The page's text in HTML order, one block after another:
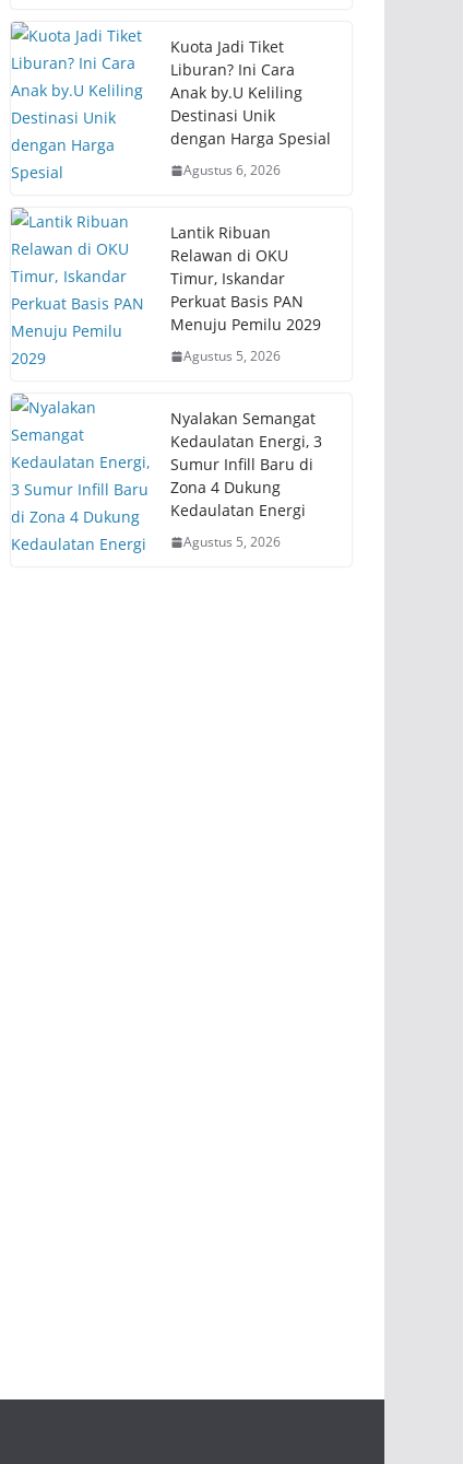
Kuota Jadi Tiket
Liburan? Ini Cara
Anak by.U Keliling
Destinasi Unik
dengan Harga Spesial
Agustus 6, 2026
Lantik Ribuan
Relawan di OKU
Timur, Iskandar
Perkuat Basis PAN
Menuju Pemilu 2029
Agustus 5, 2026
Nyalakan Semangat
Kedaulatan Energi, 3
Sumur Infill Baru di
Zona 4 Dukung
Kedaulatan Energi
Agustus 5, 2026